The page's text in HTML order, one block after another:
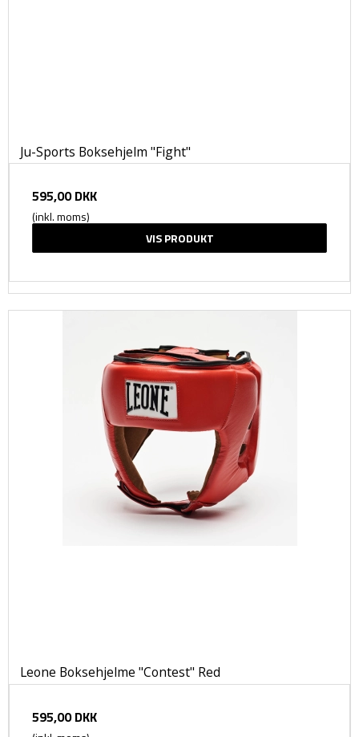
Ju-Sports Boksehjelm "Fight"
595,00 DKK
(inkl. moms)
VIS PRODUKT
Leone Boksehjelme "Contest" Red
595,00 DKK